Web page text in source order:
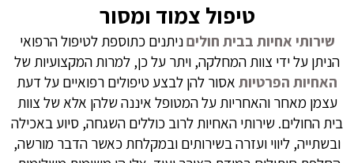
טיפול צמוד ומסור
שירותי אחיות בבית חוליםניתנים כתוספת לטיפול הרפואי
הניתן על ידי צוות המחלקה, ויתר על כן, למרות המקצועיות של
האחיות הפרטיות אסור להן לבצע טיפולים רפואיים על דעת
עצמן מאחר והאחריות על המטופל איננה שלהן אלא של צוות
בית החולים. שירותי האחיות לרוב כוללים השגחה, סיוע באכילה
ובשתייה, ליווי ועזרה בשירותים ובמקלחת כאשר הדבר מורשה,